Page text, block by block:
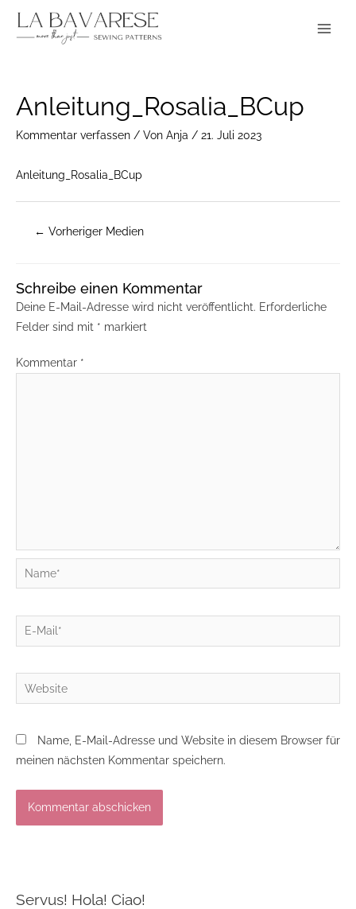
Inhalt
Anleitung_Rosalia_BCup
Kommentar verfassen / Von Anja / 21. Juli 2023
Anleitung_Rosalia_BCup
navigation
← Vorheriger Medien
Schreibe einen Kommentar
Deine E-Mail-Adresse wird nicht veröffentlicht. Erforderliche
Felder sind mit * markiert
Kommentar *
Name*
E-
Mail*
Website
Name, E-Mail-Adresse und Website in diesem Browser für
meinen nächsten Kommentar speichern.
Servus! Hola! Ciao!